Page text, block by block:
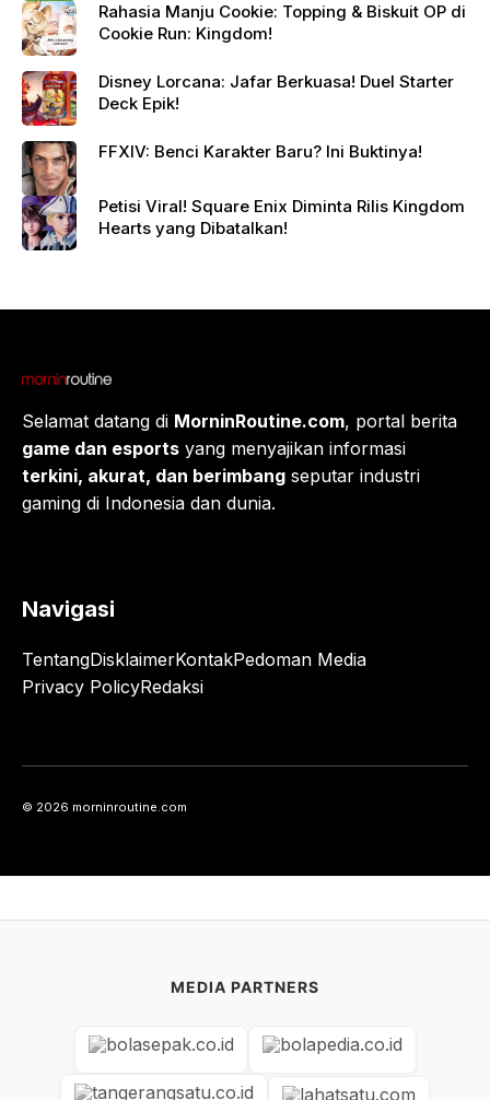
Rahasia Manju Cookie: Topping & Biskuit OP di
Cookie Run: Kingdom!
Disney Lorcana: Jafar Berkuasa! Duel Starter
Deck Epik!
FFXIV: Benci Karakter Baru? Ini Buktinya!
Petisi Viral! Square Enix Diminta Rilis Kingdom
Hearts yang Dibatalkan!
Selamat datang di MorninRoutine.com, portal berita
game dan esports yang menyajikan informasi
terkini, akurat, dan berimbang seputar industri
gaming di Indonesia dan dunia.
Navigasi
TentangDisklaimerKontakPedoman Media
Privacy PolicyRedaksi
© 2026 morninroutine.com
MEDIA PARTNERS